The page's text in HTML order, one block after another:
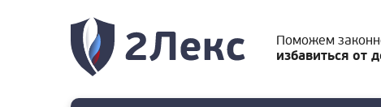
Поможем
избавиться от